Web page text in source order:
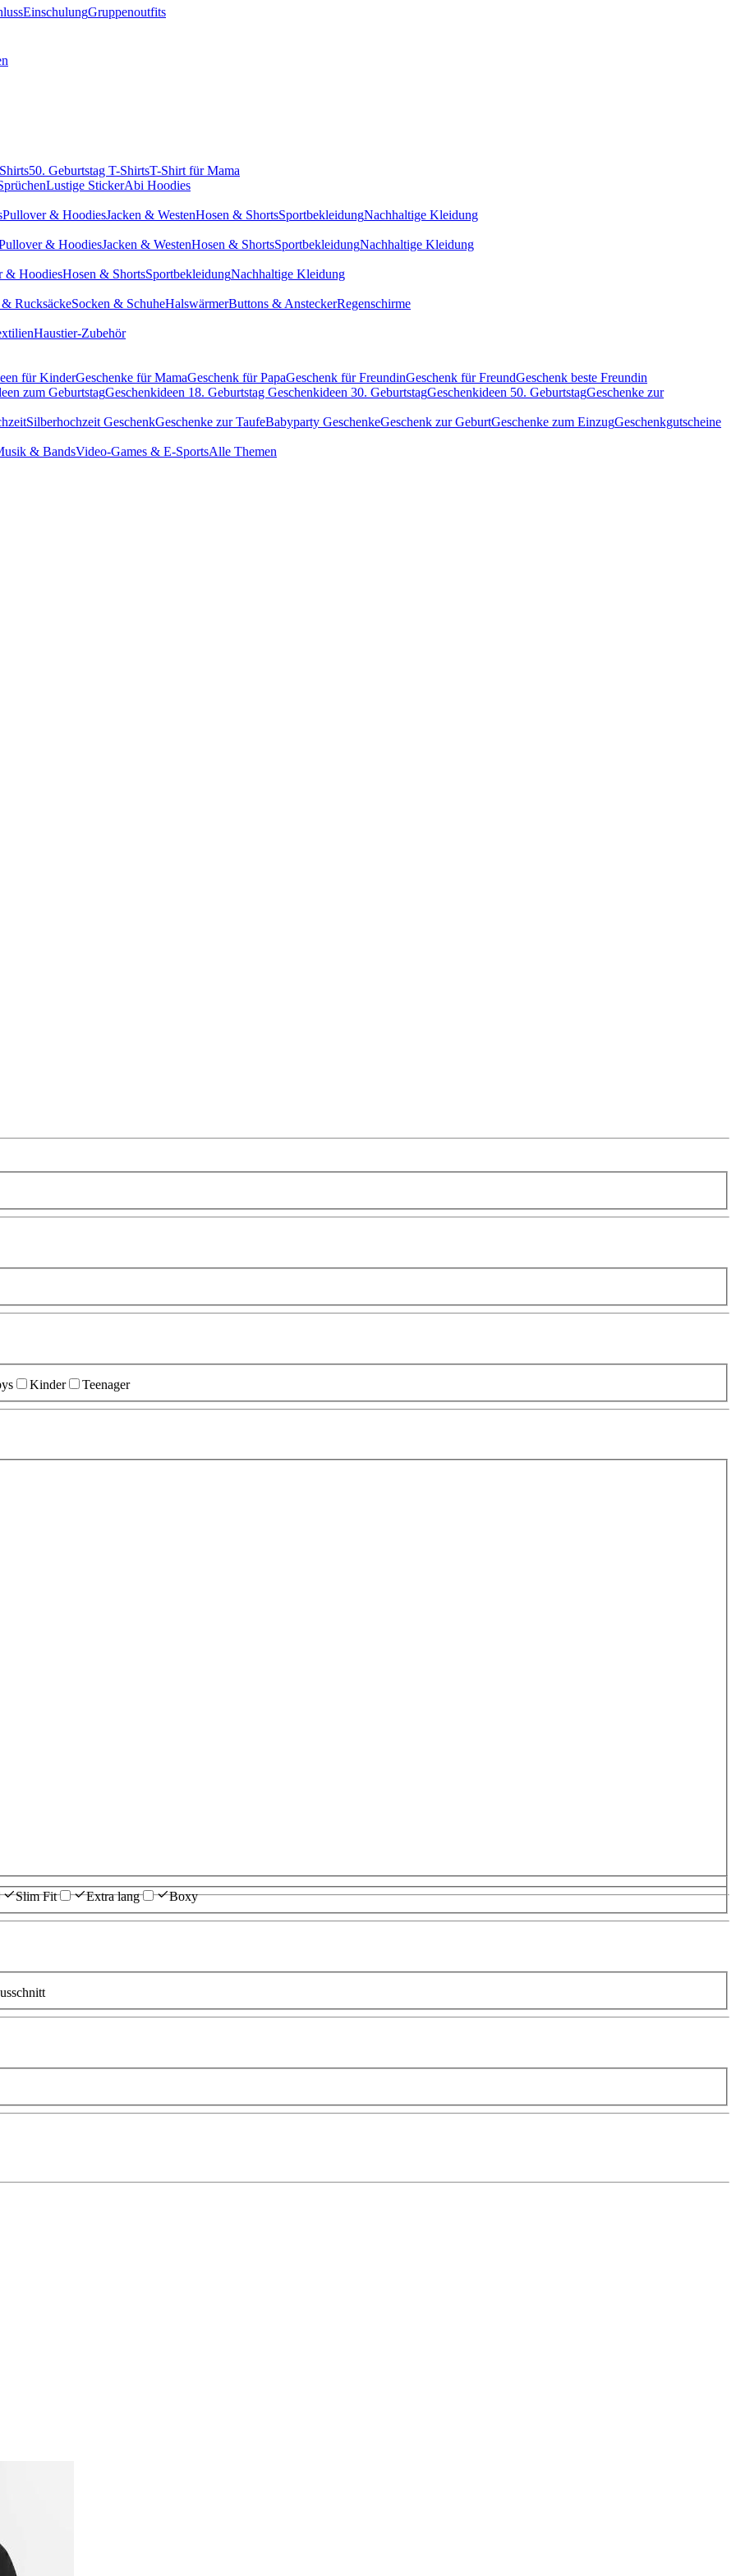
EinschulungGruppenoutfits
50. Geburtstag T-ShirtsT-Shirt für Mama
Lustige StickerAbi Hoodies
Pullover & HoodiesJacken & WestenHosen & ShortsSportbekleidungNachhaltige Kleidung
& HoodiesJacken & WestenHosen & ShortsSportbekleidungNachhaltige Kleidung
& HoodiesHosen & ShortsSportbekleidungNachhaltige Kleidung
& RucksäckeSocken & SchuheHalswärmerButtons & AnsteckerRegenschirme
Haustier-Zubehör
für KinderGeschenke für MamaGeschenk für PapaGeschenk für FreundinGeschenk für FreundGeschenk beste Freundin
zum GeburtstagGeschenkideen 18. Geburtstag Geschenkideen 30. GeburtstagGeschenkideen 50. GeburtstagGeschenke zur
Silberhochzeit GeschenkGeschenke zur TaufeBabyparty GeschenkeGeschenk zur GeburtGeschenke zum EinzugGeschenkgutscheine
& BandsVideo-Games & E-SportsAlle Themen
Kinder Teenager
Slim Fit Extra lang Boxy